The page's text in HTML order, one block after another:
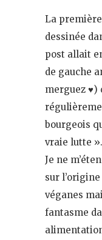
La
dessinée
post allait
de gauche
merguez ♥)
bourgeois
vraie lutte ».
Je ne
sur
véganes
fantasme